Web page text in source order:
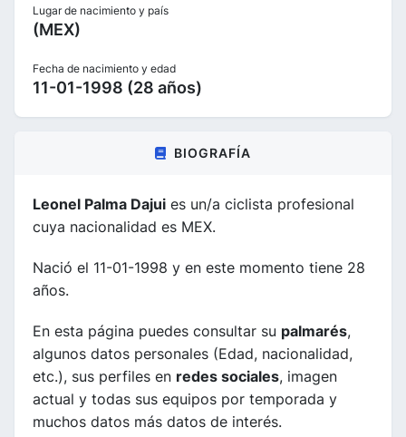
Lugar de nacimiento y país
(MEX)
Fecha de nacimiento y edad
11-01-1998 (28 años)
BIOGRAFÍA
Leonel Palma Dajui es un/a ciclista profesional
cuya nacionalidad es MEX.
Nació el 11-01-1998 y en este momento tiene 28
años.
En esta página puedes consultar su palmarés,
algunos datos personales (Edad, nacionalidad,
etc.), sus perfiles en redes sociales, imagen
actual y todas sus equipos por temporada y
muchos datos más datos de interés.